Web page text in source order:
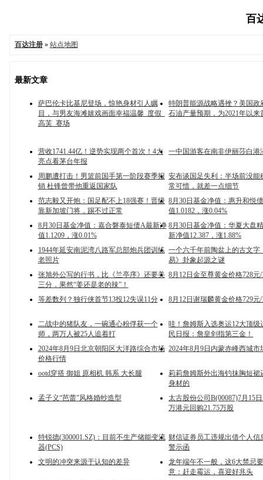
百
百达注册» 站点地图
最新文章
萨巴伦卡比基尼登场，惊艳身材引人瞩
目，与男友海滩嬉戏画面幸福温馨_度假_
高芙_赛场
特朗普能源战略遇挫？美国政
石油产量预期，为2021年以来
营收1741.44亿！逆势实现两个首次！4大
亮点看茅台年报
一中国游客在南非伊丽莎白港
周鹏遭打击！男篮前国手第一阶段赛季报
销 杜锋曾带他重返国家队
安布谈国足失利：半场前没能
常可惜，就差一点细节
范志毅又开炮：国足配不上18强赛！晋级
靠新加坡门将，踢不过正常
8月30日基金净值：惠升和悦
值1.0182，涨0.04%
8月30日基金净值：嘉合磐泰短债A最新净
值1.1209，涨0.01%
8月30日基金净值：华夏大盘
新净值12.387，涨1.88%
1944年延安南泥湾八路军总部炮兵团训练
老照片
一个六千年前陶盆上的古文字
易》卦象起源之谜
张旭外公写的行书，比《兰亭序》还要美
三分，果然“姜还是老的辣”！
8月12日金至尊黄金价格728元
等差数列？独行侠首节13投12失误11分 8月12日谢瑞麟黄金价格729元
二战中的猪队友，一碗通心粉俘获一个
师，两万人被25人追着打
哇！詹姆斯入选奥运12大顶级
民日报：詹皇剑指第三金！
2024年8月9日北京朝阳区大洋路综合市场
价格行情
2024年8月9日内蒙赤峰西城市
ootd穿搭 御姐 原相机 韩系 大长腿
莉莉詹姆斯外出海钓抹胸短裙
身材的
孟子义“芭蕾”风格婚纱造型
太古股份公司B(00087)7月15
万港元回购21.75万股
特锐德(300001.SZ)：目前不生产储能变流
器(PCS)
财信证券员工违规出借个人信
警示函
文明的冲突来源于认知的差异
龙年端午不一般，这6大禁忌
意：赶走霉运，喜迎好兆头